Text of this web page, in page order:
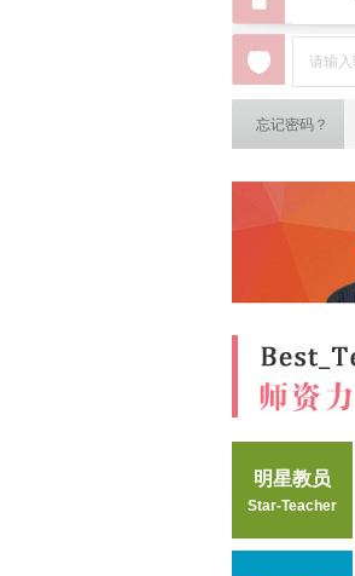
忘记密码？
明星教员
Star-Teacher